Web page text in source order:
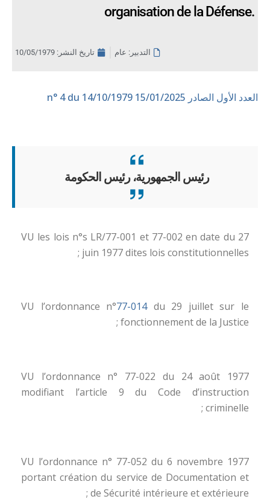
organisation de la Défense.
التدبير: عام تاريخ النشر: 10/05/1979
العدد الأول الصادر 15/01/2025
رئيس الجمهورية، رئيس الحكومة
VU les lois n°s LR/77-001 et 77-002 en date du 27
juin 1977 dites lois constitutionnelles ;
VU l’ordonnance n°77-014 du 29 juillet sur le
fonctionnement de la Justice ;
VU l’ordonnance n° 77-022 du 24 août 1977
modifiant l’article 9 du Code d’instruction
criminelle ;
VU l’ordonnance n° 77-052 du 6 novembre 1977
portant création du service de Documentation et
de Sécurité intérieure et extérieure ;